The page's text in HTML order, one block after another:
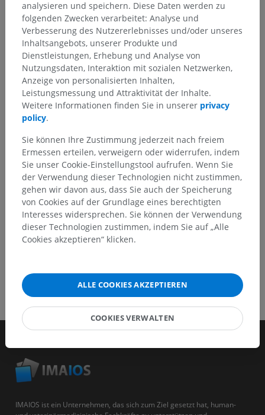
Übersetzungen
Sie haben einen Fehler gefunden?
Sie können gerne eine Berichtigung, Übersetzung oder
inhaltliche Verbesserung vorschlagen.
Ein Problem melden
HOLE SIE SICH DIE APP
IMAIOS ist ein Unternehmen, das sich zum Ziel gesetzt hat, human-
analysieren und speichern. Diese Daten werden zu
folgenden Zwecken verarbeitet: Analyse und
Verbesserung des Nutzererlebnisses und/oder unseres
Inhaltsangebots, unserer Produkte und
Dienstleistungen, Erhebung und Analyse von
Nutzungsdaten, Interaktion mit sozialen Netzwerken,
Anzeige von personalisierten Inhalten,
Leistungsmessung und Attraktivität der Inhalte.
Weitere Informationen finden Sie in unserer privacy
policy.
Sie können Ihre Zustimmung jederzeit nach freiem
Ermessen erteilen, verweigern oder widerrufen, indem
Sie unser Cookie-Einstellungstool aufrufen. Wenn Sie
der Verwendung dieser Technologien nicht zustimmen,
gehen wir davon aus, dass Sie auch der Speicherung
von Cookies auf der Grundlage eines berechtigten
Interesses widersprechen. Sie können der Verwendung
dieser Technologien zustimmen, indem Sie auf „Alle
Cookies akzeptieren“ klicken.
ALLE COOKIES AKZEPTIEREN
COOKIES VERWALTEN